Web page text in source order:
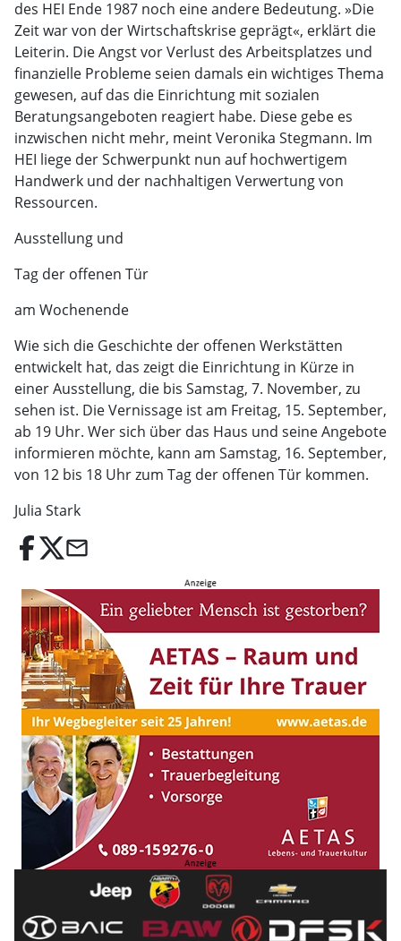
des HEI Ende 1987 noch eine andere Bedeutung. »Die
Zeit war von der Wirtschaftskrise geprägt«, erklärt die
Leiterin. Die Angst vor Verlust des Arbeitsplatzes und
finanzielle Probleme seien damals ein wichtiges Thema
gewesen, auf das die Einrichtung mit sozialen
Beratungsangeboten reagiert habe. Diese gebe es
inzwischen nicht mehr, meint Veronika Stegmann. Im
HEI liege der Schwerpunkt nun auf hochwertigem
Handwerk und der nachhaltigen Verwertung von
Ressourcen.
Ausstellung und
Tag der offenen Tür
am Wochenende
Wie sich die Geschichte der offenen Werkstätten
entwickelt hat, das zeigt die Einrichtung in Kürze in
einer Ausstellung, die bis Samstag, 7. November, zu
sehen ist. Die Vernissage ist am Freitag, 15. September,
ab 19 Uhr. Wer sich über das Haus und seine Angebote
informieren möchte, kann am Samstag, 16. September,
von 12 bis 18 Uhr zum Tag der offenen Tür kommen.
Julia Stark
email